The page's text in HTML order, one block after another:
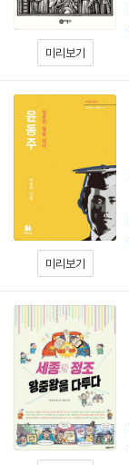
미리보기
미리보기